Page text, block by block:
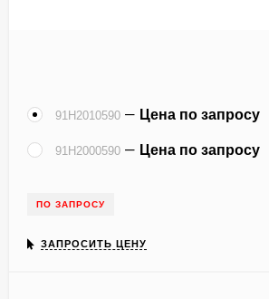
91H2010590 Цена по запросу
91H2000590 Цена по запросу
ПО ЗАПРОСУ
ЗАПРОСИТЬ ЦЕНУ